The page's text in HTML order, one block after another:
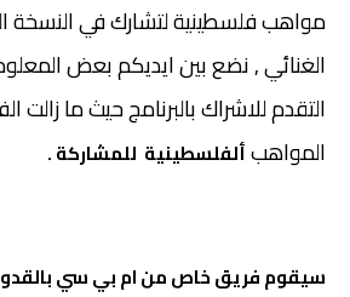
مواهب فلسطينية لتشارك في النسخة
الغنائي , نضع بين ايديكم بعض
التقدم للاشراك بالبرنامج حيث ما زالت
المواهبألفلسطينية للمشاركة .
سيقوم فريق خاص من ام بي سي بالقدوم